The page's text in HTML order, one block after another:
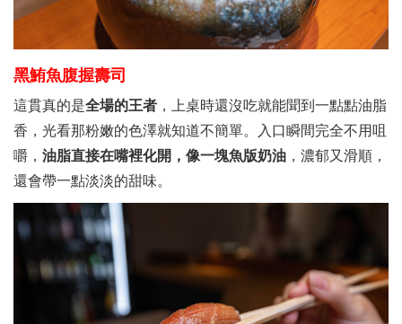
黑鮪魚腹握壽司
這貫真的是全場的王者 ，上桌時還沒吃就能聞到一點點油脂
香，光看那粉嫩的色澤就知道不簡單。入口瞬間完全不用咀
嚼， 油脂直接在嘴裡化開，像一塊魚版奶油 ，濃郁又滑順，
還會帶一點淡淡的甜味。